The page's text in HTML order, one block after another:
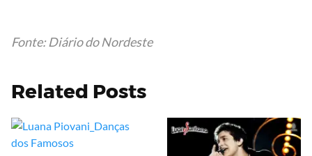
Fonte: Diário doNordeste
Related Posts